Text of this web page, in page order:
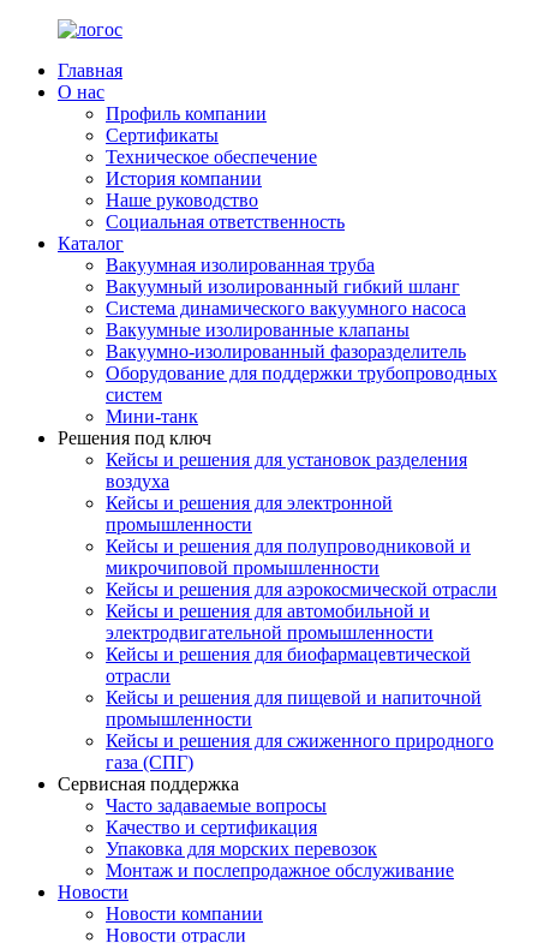
Главная
О нас
Профиль компании
Сертификаты
Техническое обеспечение
История компании
Наше руководство
Социальная ответственность
Каталог
Вакуумная изолированная труба
Вакуумный изолированный гибкий шланг
Система динамического вакуумного насоса
Вакуумные изолированные клапаны
Вакуумно-изолированный фазоразделитель
Оборудование для поддержки трубопроводных
систем
Мини-танк
Решения под ключ
Кейсы и решения для установок разделения
воздуха
Кейсы и решения для электронной
промышленности
Кейсы и решения для полупроводниковой и
микрочиповой промышленности
Кейсы и решения для аэрокосмической отрасли
Кейсы и решения для автомобильной и
электродвигательной промышленности
Кейсы и решения для биофармацевтической
отрасли
Кейсы и решения для пищевой и напиточной
промышленности
Кейсы и решения для сжиженного природного
газа (СПГ)
Сервисная поддержка
Часто задаваемые вопросы
Качество и сертификация
Упаковка для морских перевозок
Монтаж и послепродажное обслуживание
Новости
Новости компании
Новости отрасли